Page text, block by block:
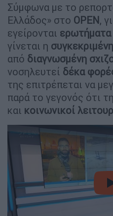
Σύμφωνα με το
Ελλάδος» στο OPEN,
εγείρονται ερωτήματα
γίνεται η συγκεκριμένη
από διαγνωσμένη
νοσηλευτεί δέκα
της επιτρέπεται να
παρά το γεγονός ότι
και κοινωνικοί